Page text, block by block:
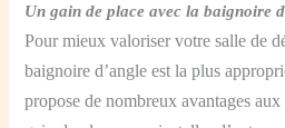
Un gain de place avec la baignoire
Pour mieux valoriser votre salle de
baignoire d’angle est la plus
propose de nombreux avantages